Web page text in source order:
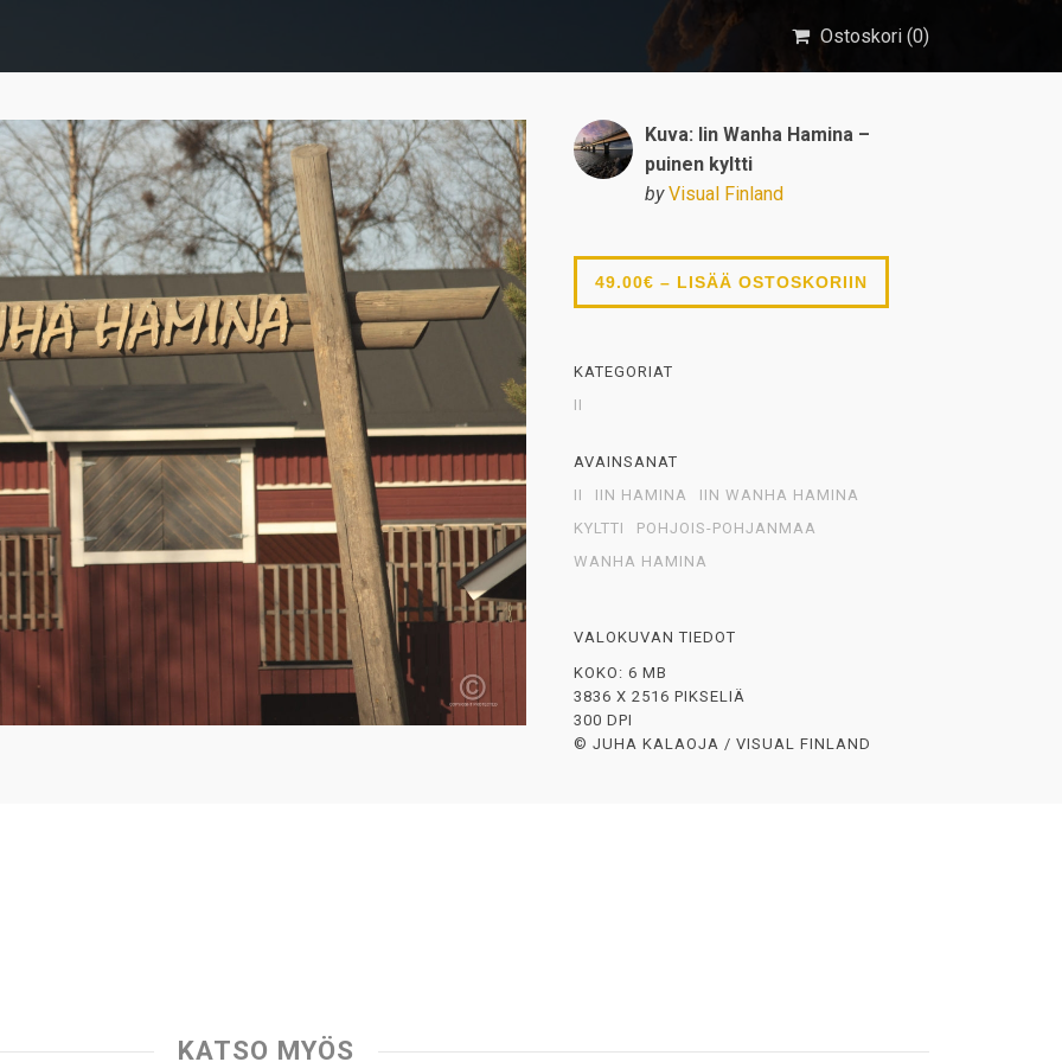
Ostoskori (0)
Kuva: Iin Wanha Hamina –
puinen kyltti
by Visual Finland
49.00€ – LISÄÄ OSTOSKORIIN
KATEGORIAT
II
AVAINSANAT
II
IIN HAMINA
IIN WANHA HAMINA
KYLTTI
POHJOIS-POHJANMAA
WANHA HAMINA
VALOKUVAN TIEDOT
KOKO: 6 MB
3836 X 2516 PIKSELIÄ
300 DPI
© JUHA KALAOJA / VISUAL FINLAND
KATSO MYÖS